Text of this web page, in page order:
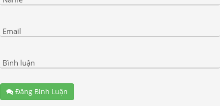
Email
Bình luận
Đăng Bình Luận